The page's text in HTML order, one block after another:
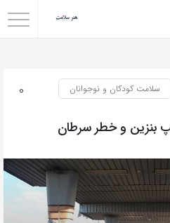
0 سلامت کودکان و نوجوانان
بنزین‌ و خطر سرطان